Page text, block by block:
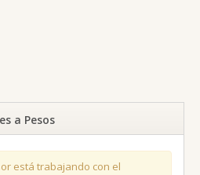
a Pesos
está trabajando con el